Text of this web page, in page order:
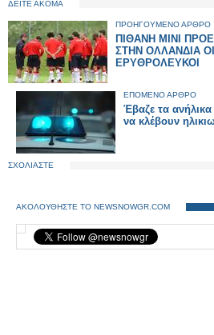
ΔΕΙΤΕ ΑΚΟΜΑ
ΠΡΟΗΓΟΥΜΕΝΟ ΑΡΘΡΟ
ΠΙΘΑΝΗ ΜΙΝΙ
ΣΤΗΝ ΟΛΛΑΝΔΙΑ ΟΙ
ΕΡΥΘΡΟΛΕΥΚΟΙ
ΕΠΟΜΕΝΟ ΑΡΘΡΟ
Έβαζε τα ανήλικα
να κλέβουν
ΣΧΟΛΙΑΣΤΕ
ΑΚΟΛΟΥΘΗΣΤΕ ΤΟ NEWSNOWGR.COM